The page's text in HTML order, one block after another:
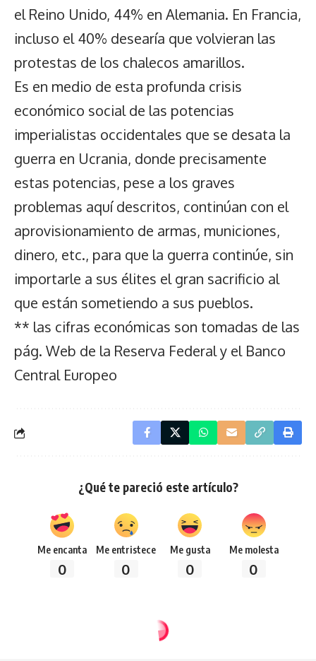
el Reino Unido, 44% en Alemania. En Francia,
incluso el 40% desearía que volvieran las
protestas de los chalecos amarillos.
Es en medio de esta profunda crisis
económico social de las potencias
imperialistas occidentales que se desata la
guerra en Ucrania, donde precisamente
estas potencias, pese a los graves
problemas aquí descritos, continúan con el
aprovisionamiento de armas, municiones,
dinero, etc., para que la guerra continúe, sin
importarle a sus élites el gran sacrificio al
que están sometiendo a sus pueblos.
** las cifras económicas son tomadas de las
pág. Web de la Reserva Federal y el Banco
Central Europeo
¿Qué te pareció este artículo?
Me encanta
0
Me entristece
0
Me gusta
0
Me molesta
0